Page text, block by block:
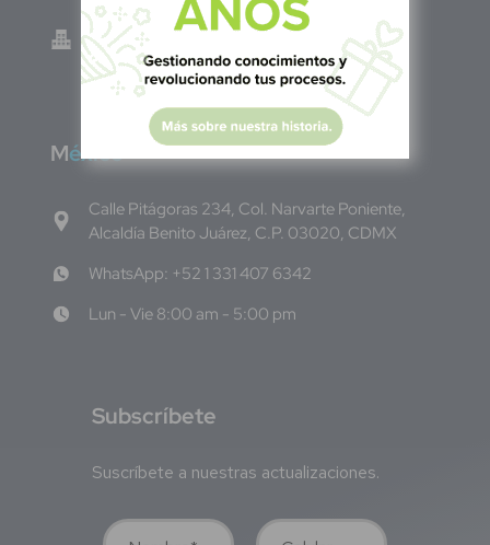
Green Know S.A de C.V - El Salvador 0614-
220118-102-0
México
Calle Pitágoras 234, Col. Narvarte Poniente,
Alcaldía Benito Juárez, C.P. 03020, CDMX
WhatsApp: +52 1 331 407 6342
Lun - Vie 8:00 am - 5:00 pm
Subscríbete
Suscríbete a nuestras actualizaciones.